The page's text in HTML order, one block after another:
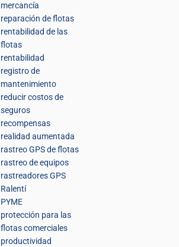
mercancía
reparación de flotas
rentabilidad de las
flotas
rentabilidad
registro de
mantenimiento
reducir costos de
seguros
recompensas
realidad aumentada
rastreo GPS de flotas
rastreo de equipos
rastreadores GPS
Ralentí
PYME
protección para las
flotas comerciales
productividad